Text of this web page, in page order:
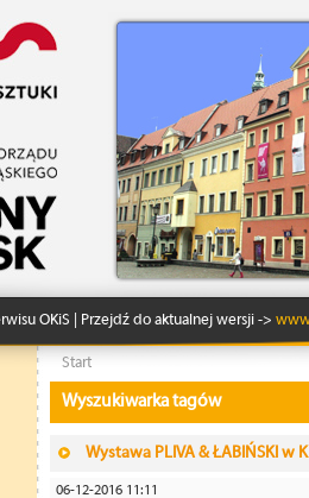
OKiS | Przejdź do aktualnej wersji ->
Start
Wyszukiwarka tagów
Wystawa PLIVA & ŁABIŃSKI w
06-12-2016 11:11